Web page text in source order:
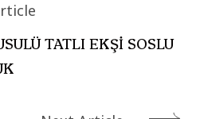
TATLI EKŞİ SOSLU